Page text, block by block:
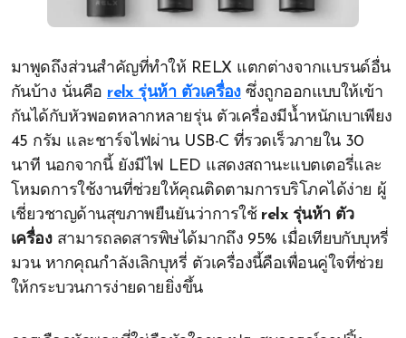
มาพูดถึงส่วนสำคัญที่ทำให้ RELX แตกต่างจากแบรนด์อื่น
กันบ้าง นั่นคือ relx รุ่นห้า ตัวเครื่องซึ่งถูกออกแบบให้เข้า
กันได้กับหัวพอตหลากหลายรุ่น ตัวเครื่องมีน้ำหนักเบาเพียง
45 กรัม และชาร์จไฟผ่าน USB-C ที่รวดเร็วภายใน 30
นาที นอกจากนี้ ยังมีไฟ LED แสดงสถานะแบตเตอรี่และ
โหมดการใช้งานที่ช่วยให้คุณติดตามการบริโภคได้ง่าย ผู้
เชี่ยวชาญด้านสุขภาพยืนยันว่าการใช้ relx รุ่นห้า ตัว
เครื่องสามารถลดสารพิษได้มากถึง 95% เมื่อเทียบกับบุหรี่
มวน หากคุณกำลังเลิกบุหรี่ ตัวเครื่องนี้คือเพื่อนคู่ใจที่ช่วย
ให้กระบวนการง่ายดายยิ่งขึ้น